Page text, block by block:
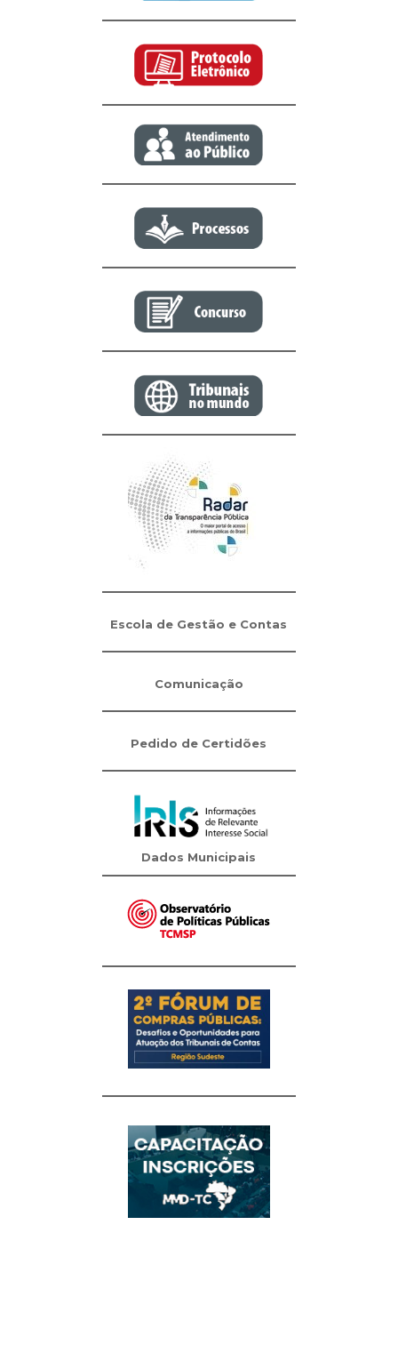
Escola de Gestão e Contas
Comunicação
Pedido de Certidões
Dados Municipais